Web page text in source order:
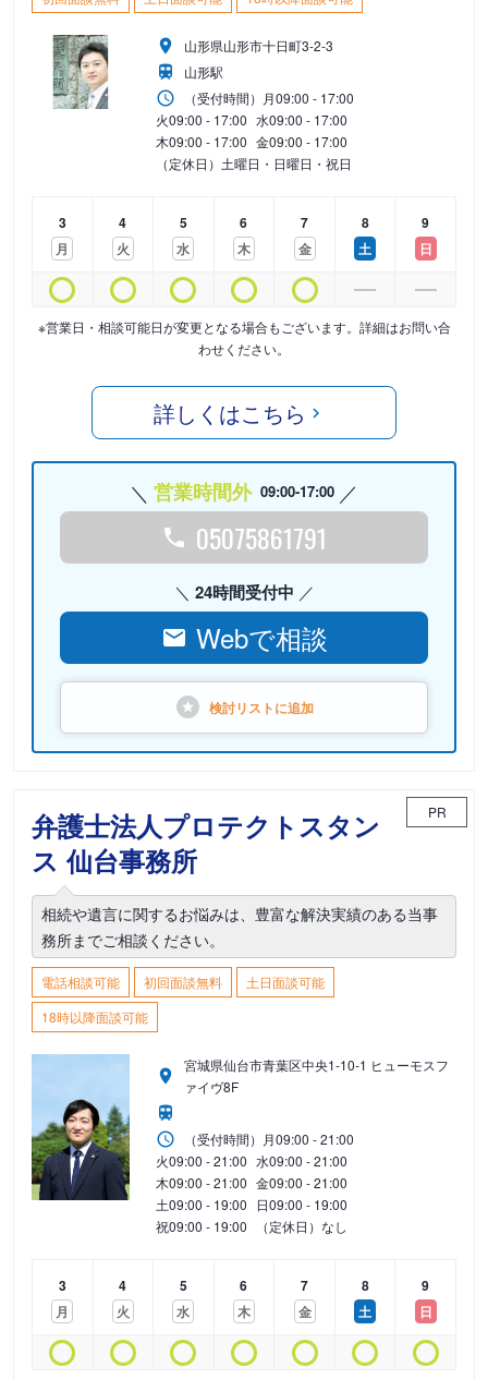
山形県山形市十日町3-2-3
山形駅
（受付時間） 月09:00 - 17:00
火09:00 - 17:00 水09:00 - 17:00
木09:00 - 17:00 金09:00 - 17:00
（定休日）土曜日・日曜日・祝日
3
月
4
火
5
水
6
木
7
金
8
土
9
日
※営業日・相談可能日が変更となる場合もございます。詳細はお問い合
わせください。
詳しくはこちら
営業時間外 09:00-17:00
05075861791
24時間受付中
Webで相談
検討リストに追加
弁護士法人プロテクトスタン
ス 仙台事務所
PR
相続や遺言に関するお悩みは、豊富な解決実績のある当事
務所までご相談ください。
電話相談可能 初回面談無料
土日面談可能
18時以降面談可能
宮城県仙台市青葉区中央1-10-1 ヒューモスフ
ァイヴ8F
（受付時間） 月09:00 - 21:00
火09:00 - 21:00 水09:00 - 21:00
木09:00 - 21:00 金09:00 - 21:00
土09:00 - 19:00 日09:00 - 19:00
祝09:00 - 19:00 （定休日）なし
3
月
4
火
5
水
6
木
7
金
8
土
9
日